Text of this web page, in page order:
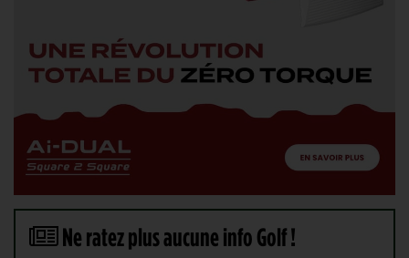
Ne ratez plus aucune info Golf !